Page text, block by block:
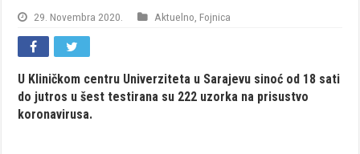
29. Novembra 2020. Aktuelno Fojnica
U Kliničkom centru Univerziteta u Sarajevu sinoć od 18 sati
do jutros u šest testirana su 222 uzorka na prisustvo
koronavirusa.